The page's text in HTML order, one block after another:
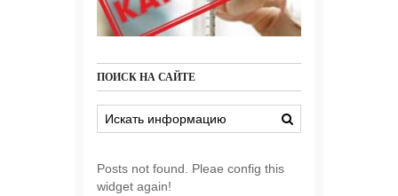
ПОИСК НА САЙТЕ
Posts not found. Pleae config this
widget again!